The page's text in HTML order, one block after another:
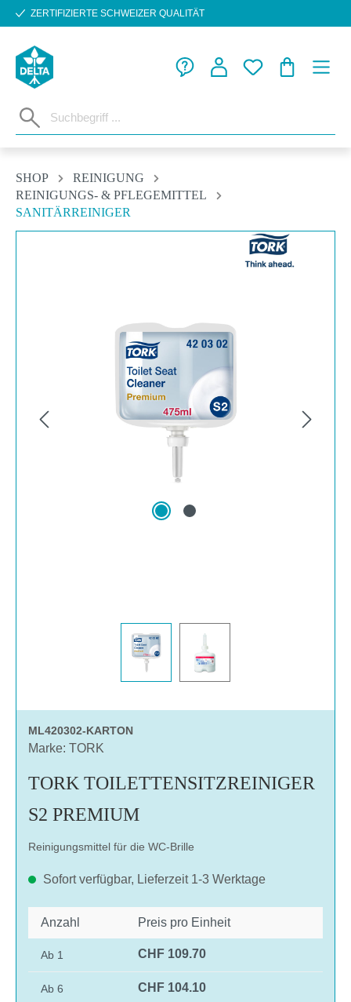
Zum Hauptinhalt springen
ZERTIFIZIERTE SCHWEIZER QUALITÄT
SHOP
REINIGUNG
REINIGUNGS- & PFLEGEMITTEL
SANITÄRREINIGER
ML420302-KARTON
Marke: TORK
TORK TOILETTENSITZREINIGER
S2 PREMIUM
Reinigungsmittel für die WC-Brille
Sofort verfügbar, Lieferzeit 1-3 Werktage
Anzahl Preis pro Einheit
Ab 1 CHF 109.70
Ab 6 CHF 104.10